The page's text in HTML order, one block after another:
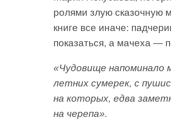
ролями злую сказочную
книге все иначе:
показаться, а мачеха —
«Чудовище напоминало
летних сумерек, с
на которых, едва
на черепа».